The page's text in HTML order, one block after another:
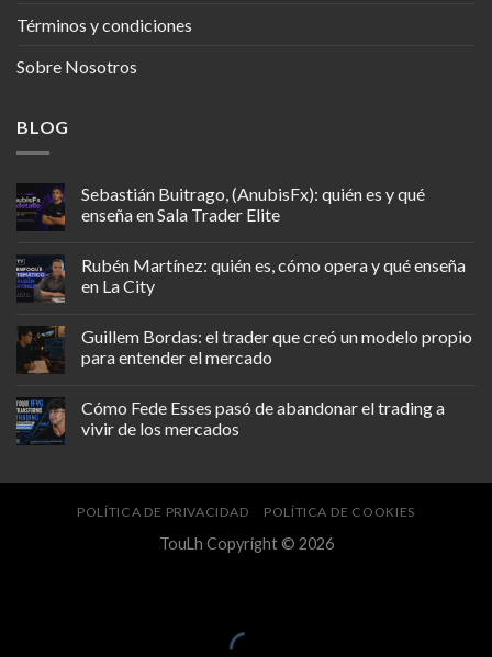
Términos y condiciones
Sobre Nosotros
BLOG
Sebastián Buitrago, (AnubisFx): quién es y qué
enseña en Sala Trader Elite
Rubén Martínez: quién es, cómo opera y qué enseña
en La City
Guillem Bordas: el trader que creó un modelo propio
para entender el mercado
Cómo Fede Esses pasó de abandonar el trading a
vivir de los mercados
POLÍTICA DE PRIVACIDAD POLÍTICA DE COOKIES
TouLh Copyright © 2026